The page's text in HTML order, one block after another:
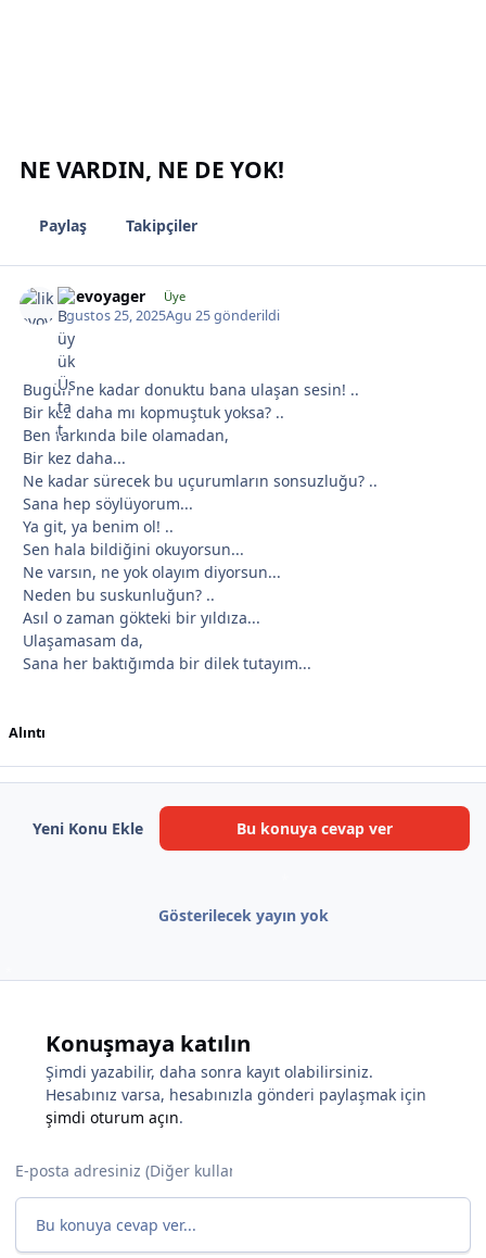
NE VARDIN, NE DE YOK!
Paylaş Takipçiler
likevoyager Üye
Agustos 25, 2025Agu 25gönderildi
Bugün ne kadar donuktu bana ulaşan sesin! ..
Bir kez daha mı kopmuştuk yoksa? ..
Ben farkında bile olamadan,
Bir kez daha...
Ne kadar sürecek bu uçurumların sonsuzluğu? ..
Sana hep söylüyorum...
Ya git, ya benim ol! ..
Sen hala bildiğini okuyorsun...
Ne varsın, ne yok olayım diyorsun...
Neden bu suskunluğun? ..
Asıl o zaman gökteki bir yıldıza...
Ulaşamasam da,
Sana her baktığımda bir dilek tutayım...
Alıntı
Yeni Konu Ekle Bu konuya cevap ver
Gösterilecek yayın yok
Konuşmaya katılın
Şimdi yazabilir, daha sonra kayıt olabilirsiniz.
Hesabınız varsa, hesabınızla gönderi paylaşmak için
şimdi oturum açın.
Bu konuya cevap ver...
*
*
*